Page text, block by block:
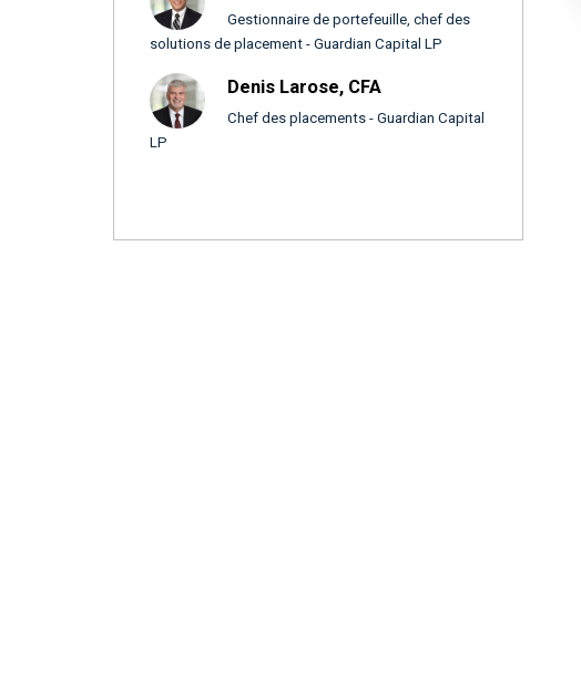
Gestionnaire de portefeuille, chef des
solutions de placement - Guardian Capital LP
Denis Larose, CFA
Chef des placements - Guardian Capital
LP